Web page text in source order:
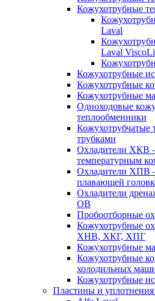
Кожухотрубные
Laval
Laval
Кожухотрубные
Кожухотрубные
Кожухотрубные
Одноходовые
теплообменники
Кожухотрубчатые
трубками
Охладители ХКВ
температурным
Охладители ХПВ
плавающей
Охладители
ОВ
Пробоотборные
Кожухотрубные
ХНВ, ХКГ, ХПГ
Кожухотрубные
Кожухотрубные
холодильных
Кожухотрубные
Пластины и